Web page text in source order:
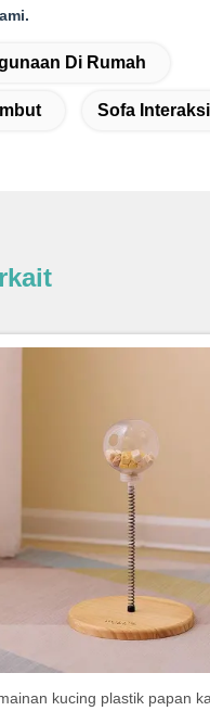
Di Rumah
Sofa
kucing plastik papan